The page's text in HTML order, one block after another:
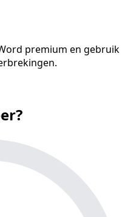
premium en gebruik